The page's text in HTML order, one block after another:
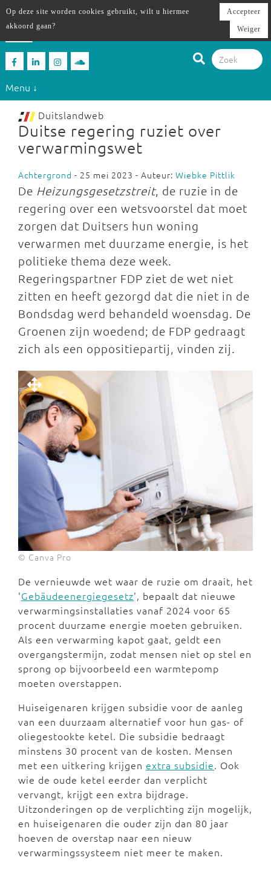
Menu ↓
Duitslandweb
Duitse regering ruziet over
verwarmingswet
Achtergrond - 25 mei 2023 - Auteur: Wiebke Pittlik
De Heizungsgesetzstreit, de ruzie in de
regering over een wetsvoorstel dat moet
zorgen dat Duitsers hun woning
verwarmen met duurzame energie, is het
politieke thema deze week.
Regeringspartner FDP ziet de wet niet
zitten en heeft gezorgd dat die niet in de
Bondsdag werd behandeld woensdag. De
Groenen zijn woedend; de FDP gedraagt
zich als een oppositiepartij, vinden zij.
© Canva Pro
De vernieuwde wet waar de ruzie om draait, het
'Gebäudeenergiegesetz', bepaalt dat nieuwe
verwarmingsinstallaties vanaf 2024 voor 65
procent duurzame energie moeten gebruiken.
Als een verwarming kapot gaat, geldt een
overgangstermijn, zodat mensen niet op stel en
sprong op bijvoorbeeld een warmtepomp
moeten overstappen.
Huiseigenaren krijgen subsidie voor de aanleg
van een duurzaam alternatief voor hun gas- of
oliegestookte ketel. Die subsidie bedraagt
minstens 30 procent van de kosten. Mensen
met een uitkering krijgen extra subsidie. Ook
wie de oude ketel eerder dan verplicht
vervangt, krijgt een extra bijdrage.
Uitzonderingen op de verplichting zijn mogelijk,
en huiseigenaren die ouder zijn dan 80 jaar
hoeven de overstap naar een nieuw
verwarmingssysteem niet meer te maken.
Op deze site worden cookies gebruikt, wilt u hiermee
akkoord gaan?
Accepteer
Weiger